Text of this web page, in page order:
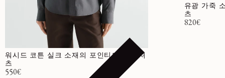
워시드 코튼 실크 소재의 포인티드 칼라 셔
츠
정가
550€
유광 가죽
츠
정가
820€